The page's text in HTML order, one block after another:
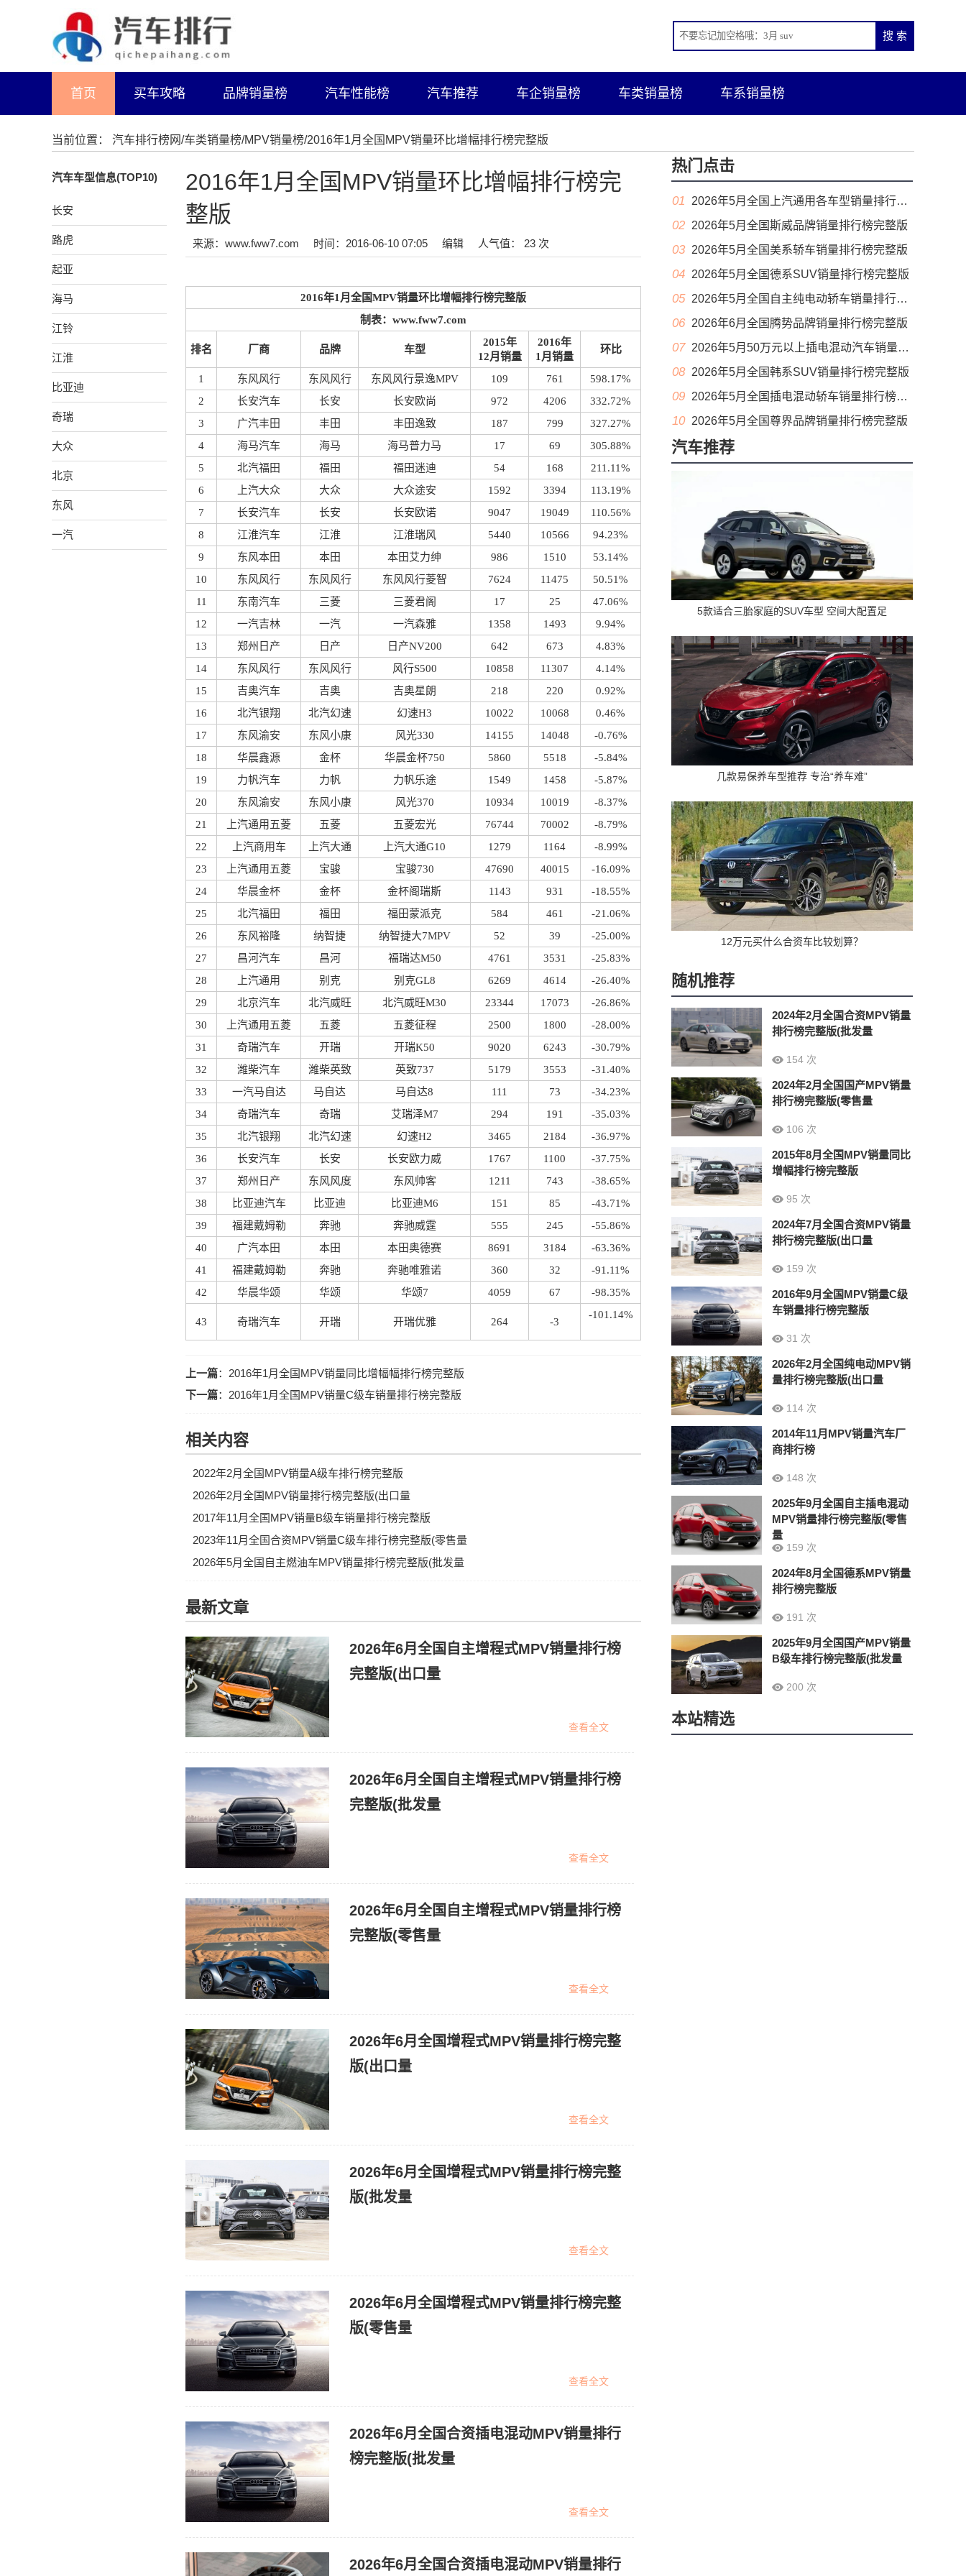
首页 买车攻略 品牌销量榜 汽车性能榜 汽车推荐 车企销量榜 车类销量榜 车系销量榜
当前位置： 汽车排行榜网/车类销量榜/MPV销量榜/2016年1月全国MPV销量环比增幅排行榜完整版
汽车车型信息(TOP10)
长安
路虎
起亚
海马
江铃
江淮
比亚迪
奇瑞
大众
北京
东风
一汽
2016年1月全国MPV销量环比增幅排行榜完
整版
来源：www.fww7.com 时间：2016-06-10 07:05 编辑 人气值： 23 次
2016年1月全国MPV销量环比增幅排行榜完整版
制表：www.fww7.com
排名 厂商 品牌 车型
2015年
12月销量
2016年
1月销量
环比
1 东风风行 东风风行 东风风行景逸MPV 109 761
598.17%
2
长安汽车 长安 长安欧尚 972 4206
332.72%
3
广汽丰田 丰田 丰田逸致 187 799
327.27%
4
海马汽车 海马 海马普力马 17 69
305.88%
5
北汽福田 福田 福田迷迪 54 168
211.11%
6
上汽大众 大众 大众途安 1592 3394
113.19%
7
长安汽车 长安 长安欧诺 9047 19049
110.56%
8
江淮汽车 江淮 江淮瑞风 5440 10566
94.23%
9
东风本田 本田 本田艾力绅 986 1510
53.14%
10
东风风行 东风风行 东风风行菱智 7624 11475
50.51%
11
东南汽车 三菱 三菱君阁 17 25
47.06%
12
一汽吉林 一汽 一汽森雅 1358 1493
9.94%
13
郑州日产 日产 日产NV200 642 673
4.83%
14
东风风行 东风风行 风行S500 10858 11307
4.14%
15
吉奥汽车 吉奥 吉奥星朗 218 220
0.92%
16
北汽银翔 北汽幻速 幻速H3 10022 10068
0.46%
17
东风渝安 东风小康 风光330 14155 14048
-0.76%
18
华晨鑫源 金杯 华晨金杯750 5860 5518
-5.84%
19
力帆汽车 力帆 力帆乐途 1549 1458
-5.87%
20
东风渝安 东风小康 风光370 10934 10019
-8.37%
21
上汽通用五菱 五菱 五菱宏光 76744 70002
-8.79%
22
上汽商用车 上汽大通 上汽大通G10 1279 1164
-8.99%
23
上汽通用五菱 宝骏 宝骏730 47690 40015
-16.09%
24
华晨金杯 金杯 金杯阁瑞斯 1143 931
-18.55%
25
北汽福田 福田 福田蒙派克 584 461
-21.06%
26
东风裕隆 纳智捷 纳智捷大7MPV 52 39
-25.00%
27
昌河汽车 昌河 福瑞达M50 4761 3531
-25.83%
28
上汽通用 别克 别克GL8 6269 4614
-26.40%
29
北京汽车 北汽威旺 北汽威旺M30 23344 17073
-26.86%
30
上汽通用五菱 五菱 五菱征程 2500 1800
-28.00%
31
奇瑞汽车 开瑞 开瑞K50 9020 6243
-30.79%
32
潍柴汽车 潍柴英致 英致737 5179 3553
-31.40%
33
一汽马自达 马自达 马自达8 111 73
-34.23%
34
奇瑞汽车 奇瑞 艾瑞泽M7 294 191
-35.03%
35
北汽银翔 北汽幻速 幻速H2 3465 2184
-36.97%
36
长安汽车 长安 长安欧力威 1767 1100
-37.75%
37
郑州日产 东风风度 东风帅客 1211 743
-38.65%
38
比亚迪汽车 比亚迪 比亚迪M6 151 85
-43.71%
39
福建戴姆勒 奔驰 奔驰威霆 555 245
-55.86%
40
广汽本田 本田 本田奥德赛 8691 3184
-63.36%
41
福建戴姆勒 奔驰 奔驰唯雅诺 360 32
-91.11%
42
华晨华颂 华颂 华颂7 4059 67 -98.35%
43 奇瑞汽车 开瑞 开瑞优雅 264 -3
-101.14%
上一篇： 2016年1月全国MPV销量同比增幅幅排行榜完整版
下一篇： 2016年1月全国MPV销量C级车销量排行榜完整版
相关内容
2022年2月全国MPV销量A级车排行榜完整版
2026年2月全国MPV销量排行榜完整版(出口量
2017年11月全国MPV销量B级车销量排行榜完整版
2023年11月全国合资MPV销量C级车排行榜完整版(零售量
2026年5月全国自主燃油车MPV销量排行榜完整版(批发量
最新文章
2026年6月全国自主增程式MPV销量排行榜
完整版(出口量
查看全文
2026年6月全国自主增程式MPV销量排行榜
完整版(批发量
查看全文
2026年6月全国自主增程式MPV销量排行榜
完整版(零售量
查看全文
2026年6月全国增程式MPV销量排行榜完整
版(出口量
查看全文
2026年6月全国增程式MPV销量排行榜完整
版(批发量
查看全文
2026年6月全国增程式MPV销量排行榜完整
版(零售量
查看全文
2026年6月全国合资插电混动MPV销量排行
榜完整版(批发量
查看全文
2026年6月全国合资插电混动MPV销量排行
热门点击
01 2026年5月全国上汽通用各车型销量排行榜完整版
02 2026年5月全国斯威品牌销量排行榜完整版
03 2026年5月全国美系轿车销量排行榜完整版
04 2026年5月全国德系SUV销量排行榜完整版
05 2026年5月全国自主纯电动轿车销量排行榜完整版(出口量
06 2026年6月全国腾势品牌销量排行榜完整版
07 2026年5月50万元以上插电混动汽车销量排行榜（零售量）
08 2026年5月全国韩系SUV销量排行榜完整版
09 2026年5月全国插电混动轿车销量排行榜完整版(出口量
10 2026年5月全国尊界品牌销量排行榜完整版
汽车推荐
5款适合三胎家庭的SUV车型 空间大配置足
几款易保养车型推荐 专治“养车难”
12万元买什么合资车比较划算？
随机推荐
2024年2月全国合资MPV销量
排行榜完整版(批发量
154 次
2024年2月全国国产MPV销量
排行榜完整版(零售量
106 次
2015年8月全国MPV销量同比
增幅排行榜完整版
95 次
2024年7月全国合资MPV销量
排行榜完整版(出口量
159 次
2016年9月全国MPV销量C级
车销量排行榜完整版
31 次
2026年2月全国纯电动MPV销
量排行榜完整版(出口量
114 次
2014年11月MPV销量汽车厂
商排行榜
148 次
2025年9月全国自主插电混动
MPV销量排行榜完整版(零售
量
159 次
2024年8月全国德系MPV销量
排行榜完整版
191 次
2025年9月全国国产MPV销量
B级车排行榜完整版(批发量
200 次
本站精选